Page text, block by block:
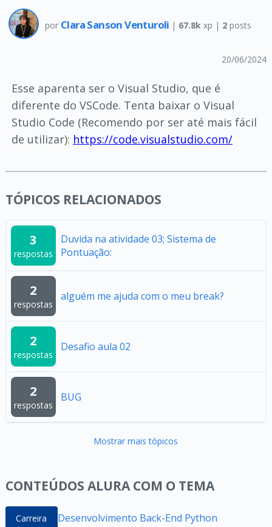
por Clara Sanson Venturoli | 67.8k xp | 2 posts
20/06/2024
Esse aparenta ser o Visual Studio, que é
diferente do VSCode. Tenta baixar o Visual
Studio Code (Recomendo por ser até mais fácil
de utilizar): https://code.visualstudio.com/
TÓPICOS RELACIONADOS
3
respostas
Duvida na atividade 03; Sistema de
Pontuação:
2
respostas
alguém me ajuda com o meu break?
2
respostas
Desafio aula 02
2
respostas
BUG
Mostrar mais tópicos
CONTEÚDOS ALURA COM O TEMA
Carreira Desenvolvimento Back-End Python